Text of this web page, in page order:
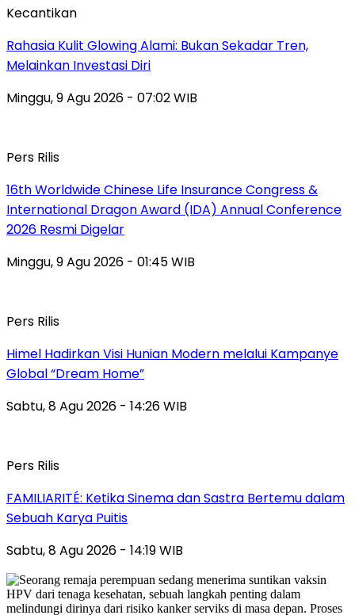
Kecantikan
Rahasia Kulit Glowing Alami: Bukan Sekadar Tren,
Melainkan Investasi Diri
Minggu, 9 Agu 2026 - 07:02 WIB
Pers Rilis
16th Worldwide Chinese Life Insurance Congress &
International Dragon Award (IDA) Annual Conference
2026 Resmi Digelar
Minggu, 9 Agu 2026 - 01:45 WIB
Pers Rilis
Himel Hadirkan Visi Hunian Modern melalui Kampanye
Global “Dream Home”
Sabtu, 8 Agu 2026 - 14:26 WIB
Pers Rilis
FAMILIARITÉ: Ketika Sinema dan Sastra Bertemu dalam
Sebuah Karya Puitis
Sabtu, 8 Agu 2026 - 14:19 WIB